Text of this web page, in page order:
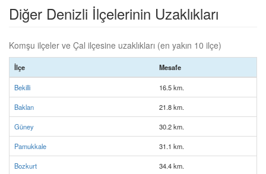
Diğer Denizli İlçelerinin Uzaklıkları
Komşu ilçeler ve Çal ilçesine uzaklıkları (en yakın 10 ilçe)
İlçe Mesafe
Bekilli 16.5 km.
Baklan 21.8 km.
Güney 30.2 km.
Pamukkale 31.1 km.
Bozkurt 34.4 km.